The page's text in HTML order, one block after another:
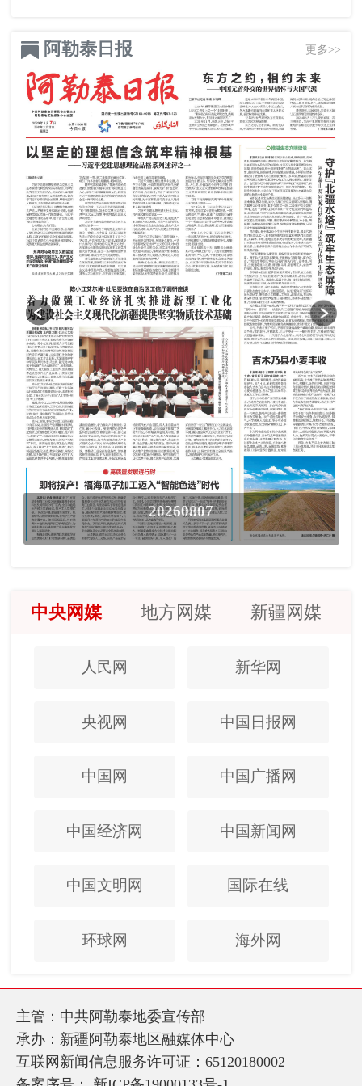
阿勒泰日报 更多>>
20260807
中央网媒 地方网媒 新疆网媒
人民网 新华网
央视网 中国日报网
中国网 中国广播网
中国经济网 中国新闻网
中国文明网 国际在线
环球网 海外网
主管：中共阿勒泰地委宣传部
承办：新疆阿勒泰地区融媒体中心
互联网新闻信息服务许可证：65120180002